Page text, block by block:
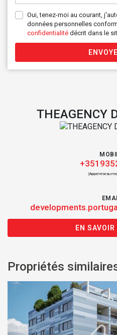
Oui, tenez-moi au courant,
données personnelles
confidentialité décrit dans le
THEAGENCY
(Appel réseau
EN SAVOIR
Propriétés